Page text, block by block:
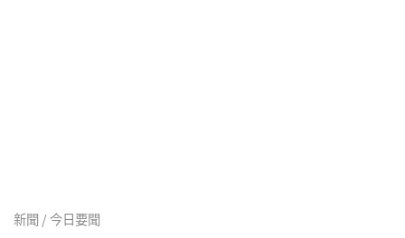
新聞 / 今日要聞